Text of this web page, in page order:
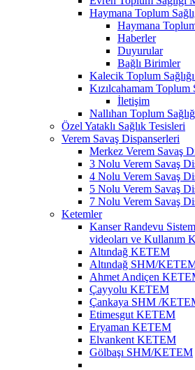
Haymana Toplum
Haymana
Haberler
Duyurular
Bağlı Birimler
Kalecik Toplum
Kızılcahamam Toplum
İletişim
Nallıhan Toplum
Özel Yataklı Sağlık Tesisleri
Verem Savaş Dispanserleri
Merkez Verem Savaş
3 Nolu Verem Savaş
4 Nolu Verem Savaş
5 Nolu Verem Savaş
7 Nolu Verem Savaş
Ketemler
Kanser Randevu
videoları ve Kullanım
Altındağ KETEM
Altındağ SHM/
Ahmet Andiçen
Çayyolu KETEM
Çankaya SHM /
Etimesgut KETEM
Eryaman KETEM
Elvankent KETEM
Gölbaşı SHM/KETEM